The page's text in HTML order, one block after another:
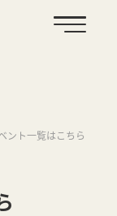
ント一覧はこちら